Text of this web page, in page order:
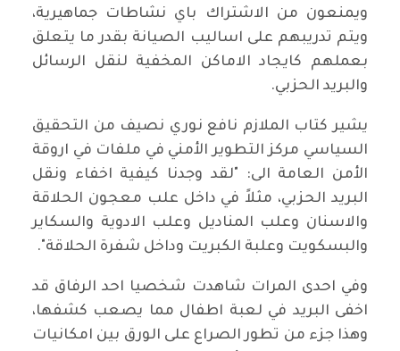
ويمنعون من الاشتراك باي نشاطات جماهيرية،
ويتم تدريبهم على اساليب الصيانة بقدر ما يتعلق
بعملهم كايجاد الاماكن المخفية لنقل الرسائل
والبريد الحزبي.
يشير كتاب الملازم نافع نوري نصيف من التحقيق
السياسي مركز التطوير الأمني في ملفات في اروقة
الأمن العامة الى: "لقد وجدنا كيفية اخفاء ونقل
البريد الحزبي، مثلاً في داخل علب معجون الحلاقة
والاسنان وعلب المناديل وعلب الادوية والسكاير
والبسكويت وعلبة الكبريت وداخل شفرة الحلاقة".
وفي احدى المرات شاهدت شخصيا احد الرفاق قد
اخفى البريد في لعبة اطفال مما يصعب كشفها،
وهذا جزء من تطور الصراع على الورق بين امكانيات